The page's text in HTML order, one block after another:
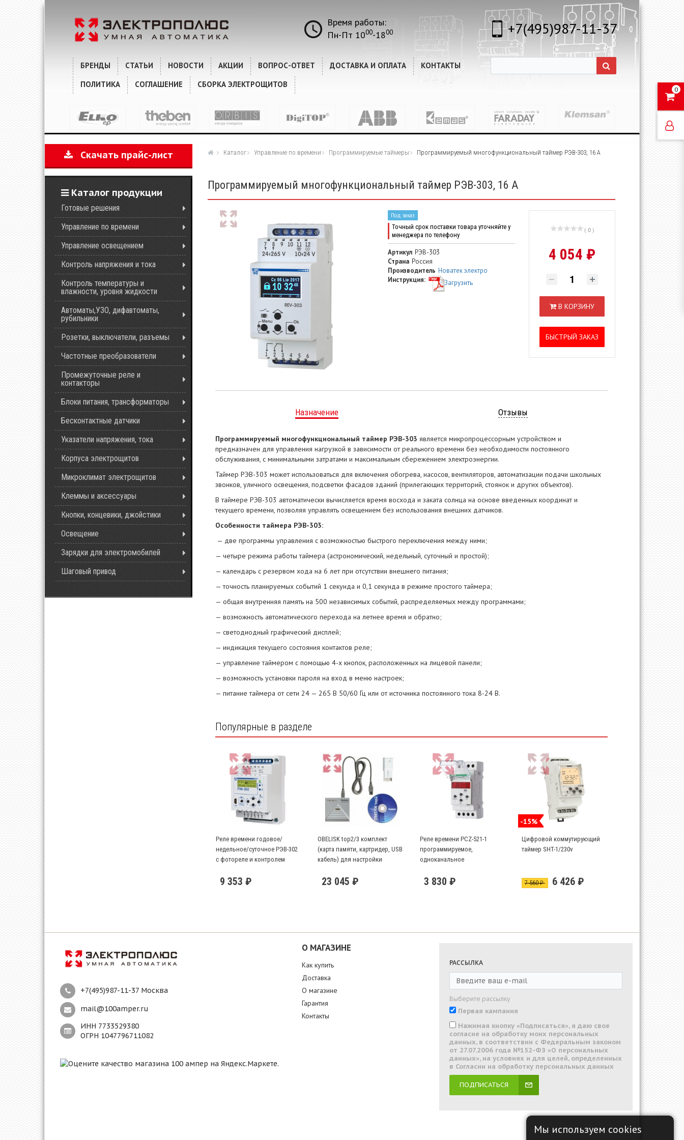
0
Время работы:
Пн-Пт 1000-1800 +7(495)987-11-37
БРЕНДЫ СТАТЬИ НОВОСТИ АКЦИИ ВОПРОС-ОТВЕТ ДОСТАВКА И ОПЛАТА
КОНТАКТЫ
ПОЛИТИКА
СОГЛАШЕНИЕ СБОРКА ЭЛЕКТРОЩИТОВ
Скачать прайс-лист
Каталог продукции
Готовые решения
Управление по времени
Управление освещением
Контроль напряжения и тока
Контроль температуры и
влажности, уровня жидкости
Автоматы,УЗО, дифавтоматы,
рубильники
Розетки, выключатели, разъемы
Частотные преобразователи
Промежуточные реле и
контакторы
Блоки питания, трансформаторы
Бесконтактные датчики
Указатели напряжения, тока
Корпуса электрощитов
Микроклимат электрощитов
Клеммы и аксессуары
Кнопки, концевики, джойстики
Освещение
Зарядки для электромобилей
Шаговый привод
Каталог Управление по времени Программируемые таймеры Программируемый многофункциональный таймер РЭВ-303, 16 А
Программируемый многофункциональный таймер РЭВ-303, 16 А
( 0 )
4 054 ₽
В КОРЗИНУ
БЫСТРЫЙ ЗАКАЗ
Под заказ
Точный срок поставки товара уточняйте у
менеджера по телефону
Артикул РЭВ-303
Страна Россия
Производитель Новатек электро
Инструкция:
Загрузить
Назначение Отзывы
Программируемый многофункциональный таймер РЭВ-303 является микропроцессорным устройством и
предназначен для управления нагрузкой в зависимости от реального времени без необходимости постоянного
обслуживания, с минимальными затратами и максимальным сбережением электроэнергии.
Таймер РЭВ-303 может использоваться для включения обогрева, насосов, вентиляторов, автоматизации подачи школьных
звонков, уличного освещения, подсветки фасадов зданий (прилегающих территорий, стоянок и других объектов).
В таймере РЭВ-303 автоматически вычисляется время восхода и заката солнца на основе введенных координат и
текущего времени, позволяя управлять освещением без использования внешних датчиков.
Особенности таймера РЭВ-303:
— две программы управления с возможностью быстрого переключения между ними;
— четыре режима работы таймера (астрономический, недельный, суточный и простой);
— календарь с резервом хода на 6 лет при отсутствии внешнего питания;
— точность планируемых событий 1 секунда и 0,1 секунда в режиме простого таймера;
— общая внутренняя память на 500 независимых событий, распределяемых между программами;
— возможность автоматического перехода на летнее время и обратно;
— светодиодный графический дисплей;
— индикация текущего состояния контактов реле;
— управление таймером с помощью 4-х кнопок, расположенных на лицевой панели;
— возможность установки пароля на вход в меню настроек;
— питание таймера от сети 24 — 265 В 50/60 Гц или от источника постоянного тока 8-24 В.
Популярные в разделе
Реле времени годовое/
недельное/суточное РЭВ-302
с фотореле и контролем
9 353 ₽
OBELISK top2/3 комплект
(карта памяти, картридер, USB
кабель) для настройки
(Windows 2000/XP/Vista/7/8)
23 045 ₽
Реле времени PCZ-521-1
программируемое,
одноканальное
3 830 ₽
-15%
Цифровой коммутирующий
таймер SHT-1/230v
7 560 ₽ 6 426 ₽
+7(495)987-11-37 Москва
mail@100amper.ru
ИНН 7733529380
ОГРН 1047796711082
О МАГАЗИНЕ
Как купить
Доставка
О магазине
Гарантия
Контакты
РАССЫЛКА
Выберите рассылку
Первая кампания
Нажимая кнопку «Подписаться», я даю свое
согласие на обработку моих персональных
данных, в соответствии с Федеральным законом
от 27.07.2006 года №152-ФЗ «О персональных
данных», на условиях и для целей, определенных
в Согласии на обработку персональных данных
ПОДПИСАТЬСЯ
Мы используем cookies